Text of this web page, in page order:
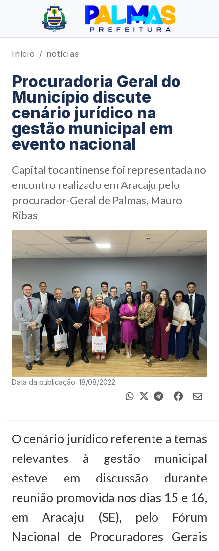
Início notícias
Procuradoria Geral do
Município discute
cenário jurídico na
gestão municipal em
evento nacional
Capital tocantinense foi representada no
encontro realizado em Aracaju pelo
procurador-Geral de Palmas, Mauro
Ribas
Data da publicação: 18/08/2022
O cenário jurídico referente a temas
relevantes à gestão municipal
esteve em discussão durante
reunião promovida nos dias 15 e 16,
em Aracaju (SE), pelo Fórum
Nacional de Procuradores Gerais